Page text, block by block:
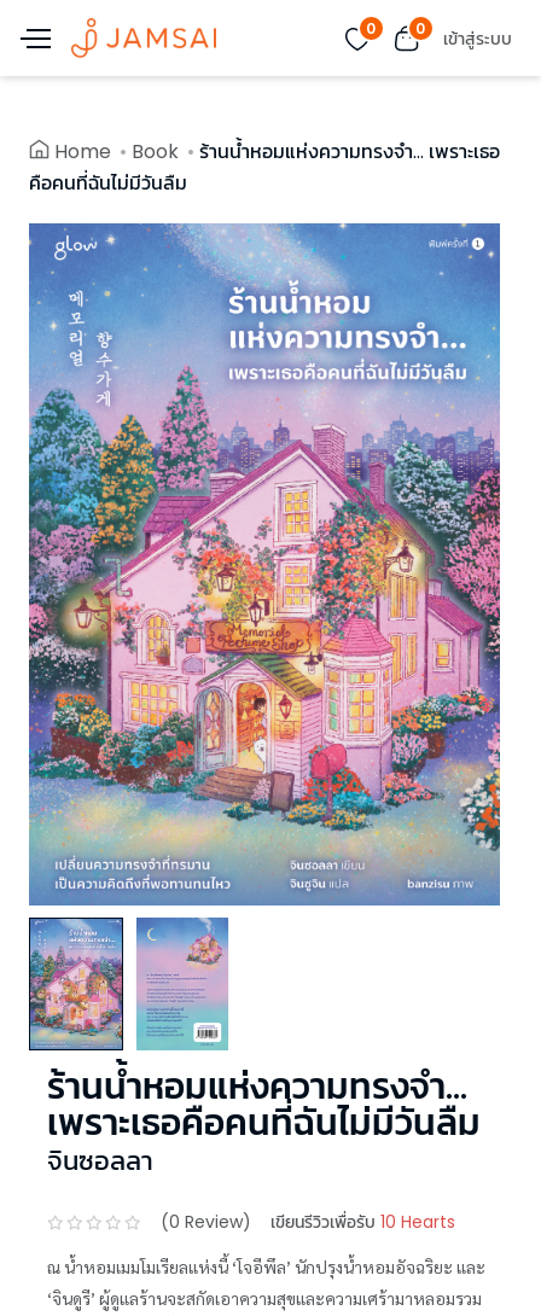
0 0 เข้าสู่ระบบ
Home Book
ร้านน้ำหอมแห่งความทรงจำ... เพราะเธอ
คือคนที่ฉันไม่มีวันลืม
ร้านน้ำหอมแห่งความทรงจำ...
เพราะเธอคือคนที่ฉันไม่มีวันลืม
จินซอลลา
(0 Review) เขียนรีวิวเพื่อรับ 10 Hearts
ณ น้ำหอมเมมโมเรียลแห่งนี้ ‘โจอีพึล’ นักปรุงน้ำหอมอัจฉริยะ และ
‘จินดูรี’ ผู้ดูแลร้านจะสกัดเอาความสุขและความเศร้ามาหลอมรวม